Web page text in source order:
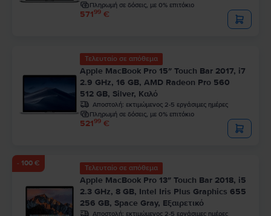
Πληρωμή σε δόσεις, με 0% επιτόκιο
57199 €
Τελευταίο σε απόθεμα
Apple MacBook Pro 15″ Touch Bar 2017, i7
2.9 GHz, 16 GB, AMD Radeon Pro 560
512 GB, Silver, Καλό
Αποστολή: εκτιμώμενος 2-5 εργάσιμες ημέρες
Πληρωμή σε δόσεις, με 0% επιτόκιο
52199 €
- 100 €
Τελευταίο σε απόθεμα
Apple MacBook Pro 13″ Touch Bar 2018, i5
2.3 GHz, 8 GB, Intel Iris Plus Graphics 655
256 GB, Space Gray, Εξαιρετικό
Αποστολή: εκτιμώμενος 2-5 εργάσιμες ημέρες